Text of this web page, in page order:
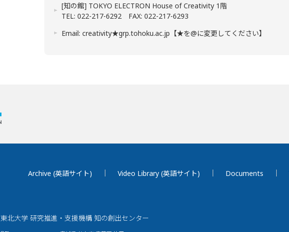
[知の館] TOKYO ELECTRON House of Creativity 1階
TEL: 022-217-6292 FAX: 022-217-6293
Email: creativity★grp.tohoku.ac.jp【★を@に変更してください】
Archive (英語サイト) Video Library (英語サイト) Documents
東北大学 研究推進・支援機構 知の創出センター